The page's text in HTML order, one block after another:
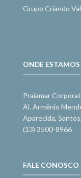
Grupo Criando
ONDE ESTAMOS
Praiamar
Al. Armênio
Aparecida,
(13) 3500-8966
FALE CONOSCO